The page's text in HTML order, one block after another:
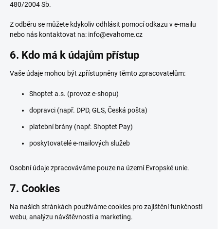
480/2004 Sb.
Z odběru se můžete kdykoliv odhlásit pomocí odkazu v e-mailu
nebo nás kontaktovat na: info@evahome.cz
6. Kdo má k údajům přístup
Vaše údaje mohou být zpřístupněny těmto zpracovatelům:
Shoptet a.s. (provoz e-shopu)
dopravci (např. DPD, GLS, Česká pošta)
platební brány (např. Shoptet Pay)
poskytovatelé e-mailových služeb
Osobní údaje zpracováváme pouze na území Evropské unie.
7. Cookies
Na našich stránkách používáme cookies pro zajištění funkčnosti
webu, analýzu návštěvnosti a marketing.